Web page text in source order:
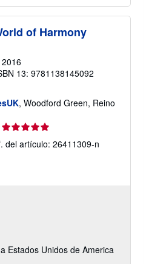
of Harmony
2016
13: 9781138145092
, Woodford Green, Reino
Calificación
del
vendedor:
del artículo: 26411309-n
Estados Unidos de America